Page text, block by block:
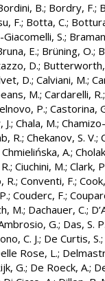
B.; Bordry, F.;
F.; Botta, C.;
S.;
E.; Brüning, O.;
D.;
D.; Calviani, M.;
M.; Cardarelli, R.
P.; Castorina,
J.; Chala, M.;
R.; Chekanov, S. V.;
Chmielińska, A.;
; Ciuchini, M.; Clark,
R.; Conventi, F.;
; Couderc, F.;
M.; Dachauer, C.;
G.; Das, S.
C. J.; De Curtis, S.;
Rose, L.;
G.; De Roeck, A.;